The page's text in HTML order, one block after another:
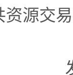
资源交